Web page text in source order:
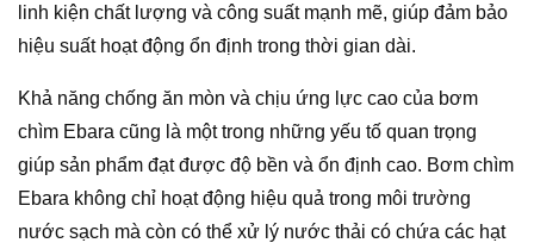
linh kiện chất lượng và công suất mạnh mẽ, giúp đảm bảo
hiệu suất hoạt động ổn định trong thời gian dài.
Khả năng chống ăn mòn và chịu ứng lực cao của bơm
chìm Ebara cũng là một trong những yếu tố quan trọng
giúp sản phẩm đạt được độ bền và ổn định cao. Bơm chìm
Ebara không chỉ hoạt động hiệu quả trong môi trường
nước sạch mà còn có thể xử lý nước thải có chứa các hạt